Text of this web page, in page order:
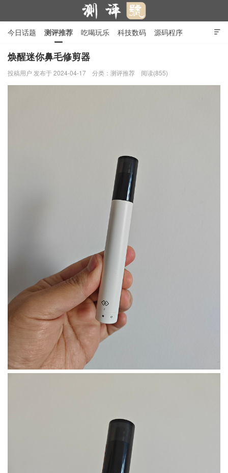
测评号

今日话题 测评推荐 吃喝玩乐 科技数码 源码程序
行业产品 在线投稿 隐私政策
焕醒迷你鼻毛修剪器
投稿用户 发布于 2024-04-17 分类： 测评推荐 阅读(855)